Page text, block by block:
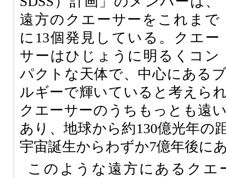
遠方のクエーサーをこれまで
に13個発見している。クエー
サーはひじょうに明るくコン
パクトな天体で、中心にある
ルギーで輝いていると考えら
クエーサーのうちもっとも遠
あり、地球から約130億光年の
宇宙誕生からわずか7億年後に
このような遠方にあるクエ